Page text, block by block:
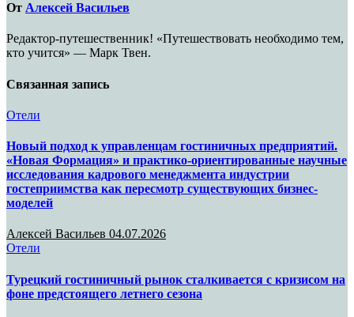
От Алексей Васильев
Редактор-путешественник! «Путешествовать необходимо тем,
кто учится» — Марк Твен.
Связанная запись
Отели
Новый подход к управленцам гостиничных предприятий.
«Новая Формация» и практико-ориентированные научные
исследования кадрового менеджмента индустрии
гостеприимства как пересмотр существующих бизнес-
моделей
Алексей Васильев 04.07.2026
Отели
Турецкий гостиничный рынок сталкивается с кризисом на
фоне предстоящего летнего сезона